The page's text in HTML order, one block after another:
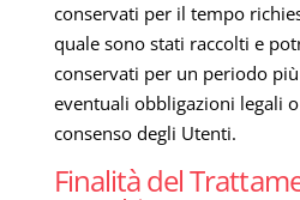
conservati per il tempo
quale sono stati raccolti e
conservati per un periodo
eventuali obbligazioni legali
consenso degli Utenti.
Finalità del